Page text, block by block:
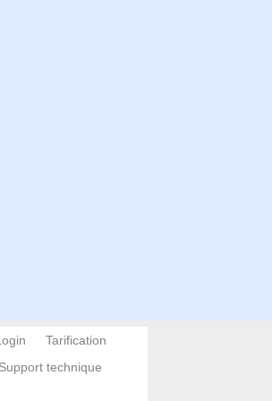
Tarification
Support technique